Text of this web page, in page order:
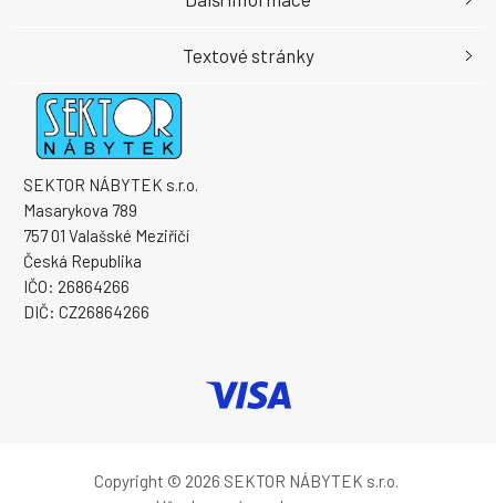
SEKTOR NÁBYTEK s.r.o.
Masarykova 789
757 01 Valašské Meziříčí
Česká Republika
IČO: 26864266
DIČ: CZ26864266
Textové stránky
Copyright © 2026 SEKTOR NÁBYTEK s.r.o.